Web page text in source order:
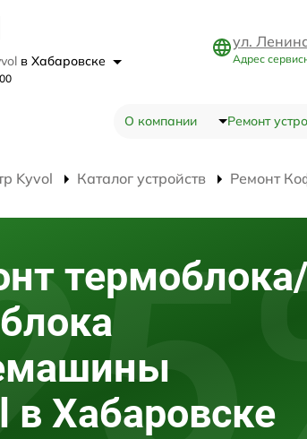
в Хабаровске
ул.
Адрес
О компании Ремонт
Kyvol Каталог устройств Ремонт
термоблока/
в Хабаровске